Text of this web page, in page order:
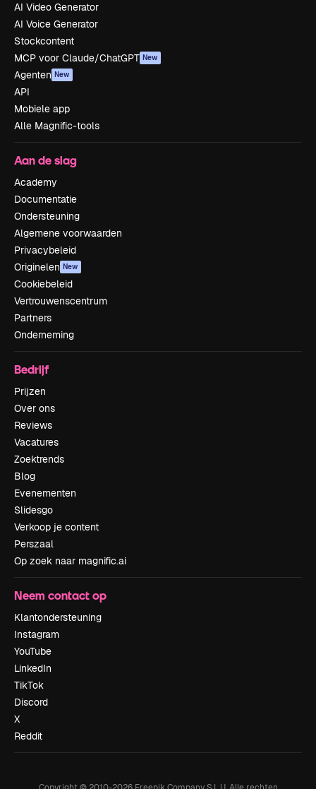
AI Video Generator
AI Voice Generator
Stockcontent
MCP voor Claude/ChatGPT New
Agenten New
API
Mobiele app
Alle Magnific-tools
Aan de slag
Academy
Documentatie
Ondersteuning
Algemene voorwaarden
Privacybeleid
Originelen New
Cookiebeleid
Vertrouwenscentrum
Partners
Onderneming
Bedrijf
Prijzen
Over ons
Reviews
Vacatures
Zoektrends
Blog
Evenementen
Slidesgo
Verkoop je content
Perszaal
Op zoek naar magnific.ai
Neem contact op
Klantondersteuning
Instagram
YouTube
LinkedIn
TikTok
Discord
X
Reddit